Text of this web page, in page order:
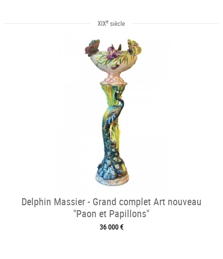
XIXe siècle
Delphin Massier - Grand complet Art nouveau
"Paon et Papillons"
36 000 €